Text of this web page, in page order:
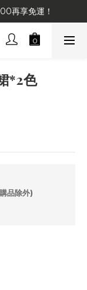
再享免運！
*2色
品除外)